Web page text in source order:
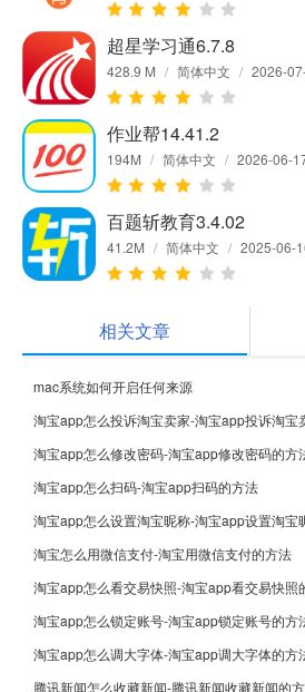
超星学习通6.7.8
428.9 M / 简体中文 / 2026-
作业帮14.41.2
194M / 简体中文 / 2026-06-
百题斩教育3.4.02
41.2M / 简体中文 / 2025-06-
相关文章
mac系统如何开启任何来源
淘宝app怎么投诉淘宝卖家-淘宝app投诉淘宝
淘宝app怎么修改密码-淘宝app修改密码的方
淘宝app怎么扫码-淘宝app扫码的方法
淘宝app怎么设置淘宝昵称-淘宝app设置淘宝
淘宝怎么用微信支付-淘宝用微信支付的方法
淘宝app怎么看交易快照-淘宝app看交易快照
淘宝app怎么锁定账号-淘宝app锁定账号的方
淘宝app怎么调大字体-淘宝app调大字体的方
腾讯新闻怎么收藏新闻-腾讯新闻收藏新闻的